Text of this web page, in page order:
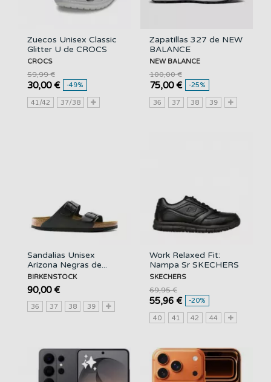
Zuecos Unisex Classic
Glitter U de CROCS
CROCS
30,00 €
59,99 €
-49%
41/42 37/38
Zapatillas 327 de NEW
BALANCE
NEW BALANCE
75,00 €
100,00 €
-25%
36 37 38 39
Sandalias Unisex
Arizona Negras de...
BIRKENSTOCK
90,00 €
36 37 38 39
Work Relaxed Fit:
Nampa Sr SKECHERS
SKECHERS
55,96 €
69,95 €
-20%
40 41 42 44